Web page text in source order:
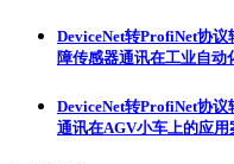
DeviceNet转ProfiNet协
障传感器通讯在工业自动
DeviceNet转ProfiNet协
通讯在AGV小车上的应用